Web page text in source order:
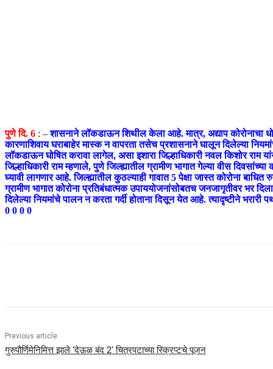
पुणे दि. 6 : –शासनाने लॉकडाऊन शिथील केला आहे. मात्र, अद्याप कोरोनाचा
कारणाशिवाय घराबाहेर मास्क न वापरता तसेच प्रशासनाने घालून दिलेल्या
लॉकडाऊन घोषित करावा लागेल, असा इशारा जिल्हाधिकारी नवल किशोर राम
जिल्हाधिकारी राम म्हणाले, पुणे जिल्ह्यातील ग्रामीण भागात गेल्या वीस
घ्यावी लागणार आहे. जिल्ह्यातील कुठल्याही गावात 5 पेक्षा जास्त कोरोना
ग्रामीण भागात कोरोना प्रतिबंधात्मक उपाययोजनांसोबतच जनजागृतीवर भर
दिलेल्या नियमांचे पालन न करता गर्दी होताना दिसून येत आहे. त्यादृष्टीने
0 0 0 0
Previous article
गुरुपौर्णिमेनिमित्त झाले ‘देऊळ बंद 2′ चित्रपटाच्या स्क्रिप्टचे पूजन